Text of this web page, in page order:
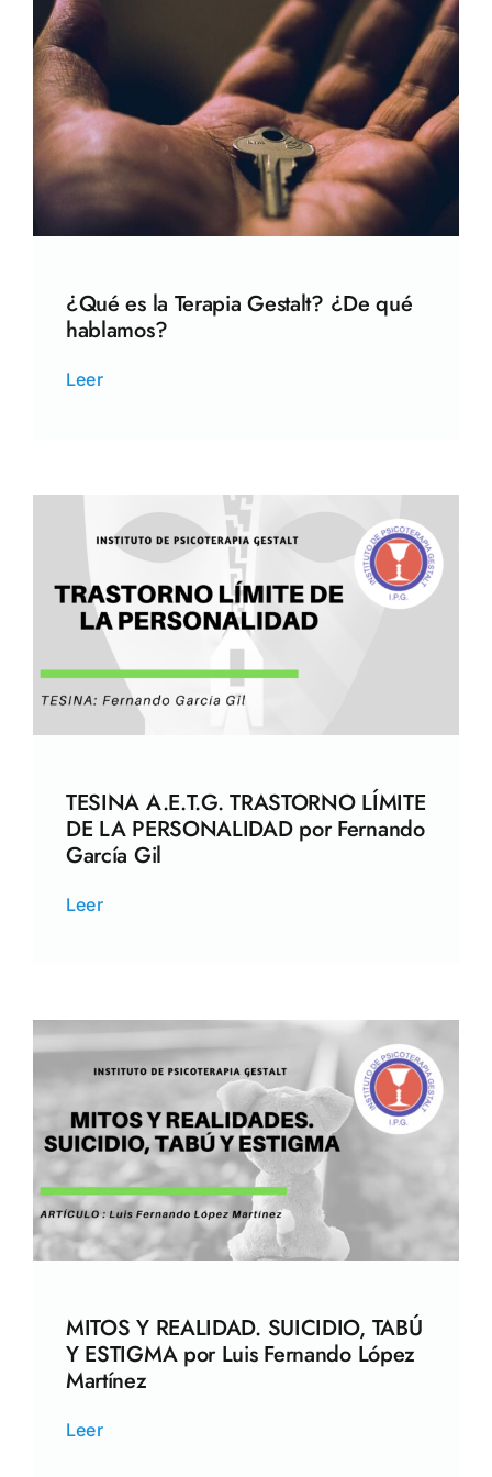
¿Qué es la Terapia Gestalt? ¿De qué
hablamos?
Leer
TESINA A.E.T.G. TRASTORNO LÍMITE
DE LA PERSONALIDAD por Fernando
García Gil
Leer
MITOS Y REALIDAD. SUICIDIO, TABÚ
Y ESTIGMA por Luis Fernando López
Martínez
Leer